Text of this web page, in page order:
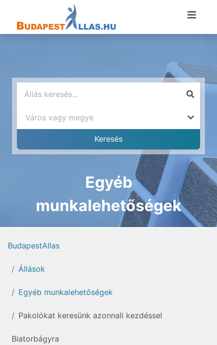
Egyéb
munkalehetőségek
BudapestAllas
Állások
Egyéb munkalehetőségek
Pakolókat keresünk azonnali kezdéssel
Biatorbágyra